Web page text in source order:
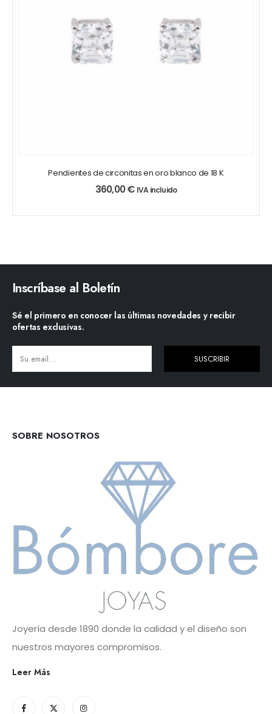
Pendientes de circonitas en oro blanco de 18 K
360,00€ IVA incluido
Inscríbase al Boletín
Sé el primero en conocer las últimas novedades y recibir
ofertas exclusivas.
SUSCRIBIR
SOBRE NOSOTROS
Joyería desde 1890 donde la calidad y el diseño son
nuestros mayores compromisos.
Leer Más